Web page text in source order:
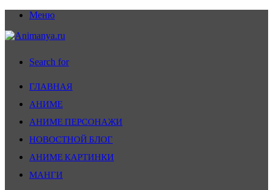
Меню
Search for
ГЛАВНАЯ
АНИМЕ
АНИМЕ ПЕРСОНАЖИ
НОВОСТНОЙ БЛОГ
АНИМЕ КАРТИНКИ
МАНГИ